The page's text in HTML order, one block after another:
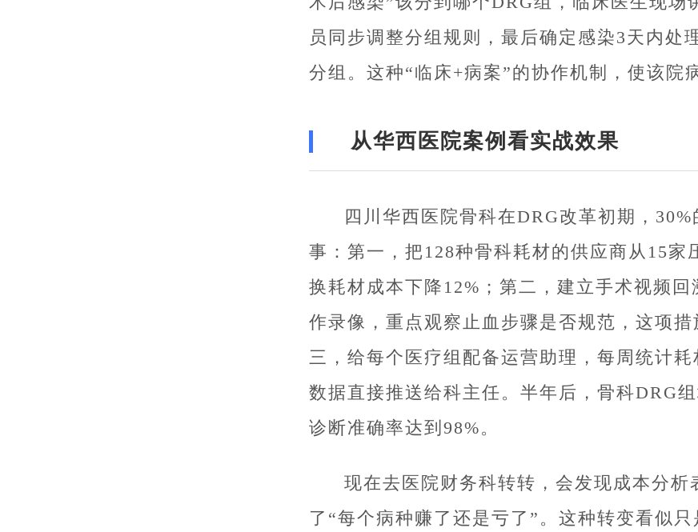
员同步调整分组规则，最后确定感染3天内处
分组。这种“临床+病案”的协作机制，使该院
从华西医院案例看实战效果
四川华西医院骨科在DRG改革初期，
事：第一，把128种骨科耗材的供应商从15家
换耗材成本下降12%；第二，建立手术视频
作录像，重点观察止血步骤是否规范，这项
三，给每个医疗组配备运营助理，每周统计
数据直接推送给科主任。半年后，骨科DRG
诊断准确率达到98%。
现在去医院财务科转转，会发现成本分
了“每个病种赚了还是亏了”。这种转变看似